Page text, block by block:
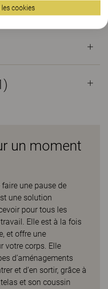
)
un moment
une pause de
une solution
pour tous les
Elle est à la fois
et offre une
votre corps. Elle
d’aménagements
et d’en sortir, grâce à
et son coussin
cookies